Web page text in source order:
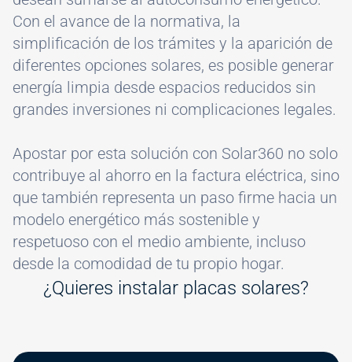
Con el avance de la normativa, la
simplificación de los trámites y la aparición de
diferentes opciones solares, es posible generar
energía limpia desde espacios reducidos sin
grandes inversiones ni complicaciones legales.
Apostar por esta solución con Solar360 no solo
contribuye al ahorro en la factura eléctrica, sino
que también representa un paso firme hacia un
modelo energético más sostenible y
respetuoso con el medio ambiente, incluso
desde la comodidad de tu propio hogar.
¿Quieres instalar placas solares?